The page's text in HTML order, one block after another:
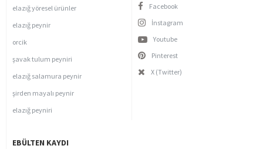
elazığ yöresel ürünler
elazığ peynir
orcik
şavak tulum peyniri
elazığ salamura peynir
şirden mayalı peynir
elazığ peyniri
Facebook
İnstagram
Youtube
Pinterest
X (Twitter)
EBÜLTEN KAYDI